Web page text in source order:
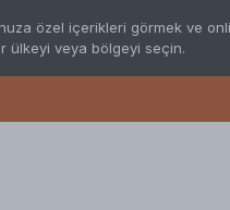
özel içerikleri görmek ve
ülkeyi veya bölgeyi seçin.